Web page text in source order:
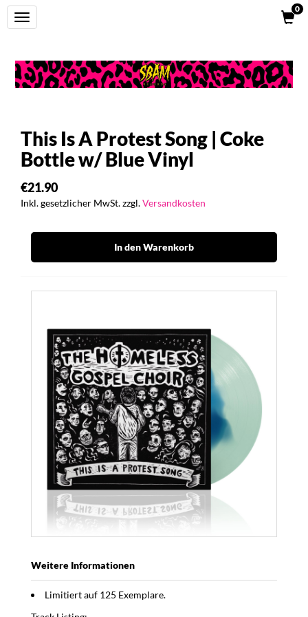
Toggle
navigation
0
This Is A Protest Song | Coke
Bottle w/ Blue Vinyl
€21.90
Inkl. gesetzlicher MwSt. zzgl.Versandkosten
In den Warenkorb
Weitere Informationen
Limitiert auf 125 Exemplare.